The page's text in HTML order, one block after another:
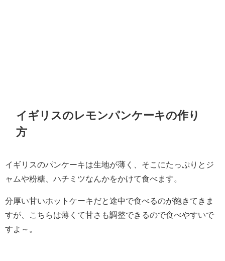
イギリスのレモンパンケーキの作り
方
イギリスのパンケーキは生地が薄く、そこにたっぷりとジ
ャムや粉糖、ハチミツなんかをかけて食べます。
分厚い甘いホットケーキだと途中で食べるのが飽きてきま
すが、こちらは薄くて甘さも調整できるので食べやすいで
すよ～。